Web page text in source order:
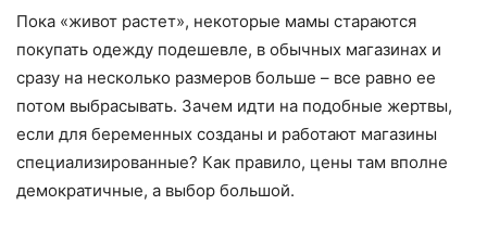
Пока «живот растет», некоторые мамы стараются
покупать одежду подешевле, в обычных магазинах и
сразу на несколько размеров больше – все равно ее
потом выбрасывать. Зачем идти на подобные жертвы,
если для беременных созданы и работают магазины
специализированные? Как правило, цены там вполне
демократичные, а выбор большой.